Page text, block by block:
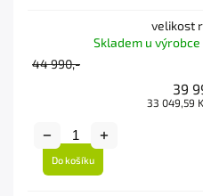
velikost
Skladem u výrobce
44 990,-
39
33 049,59
Do košíku